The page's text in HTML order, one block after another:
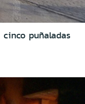
puñaladas